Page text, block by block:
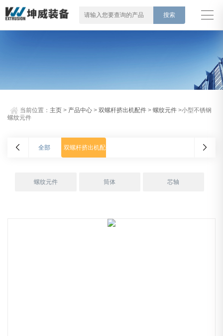
当前位置： 主页 > 产品中心 >双螺杆挤出机配件 >螺纹元件 >小型不锈钢
螺纹元件
全部 双螺杆挤出机配件
螺纹元件 筒体 芯轴